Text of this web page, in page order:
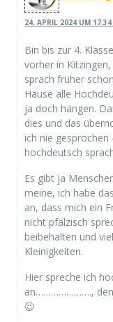
24. APRIL 2024 UM 17:34
Bin bis zur 4.
vorher in
sprach früher
Hause alle
ja doch hängen.
dies und das
ich nie gesprochen
hochdeutsch
Es gibt ja
meine, ich habe
an, dass mich ein
nicht pfälzisch
beibehalten und
Kleinigkeiten.
Hier spreche ich
an…………………., denn
😉